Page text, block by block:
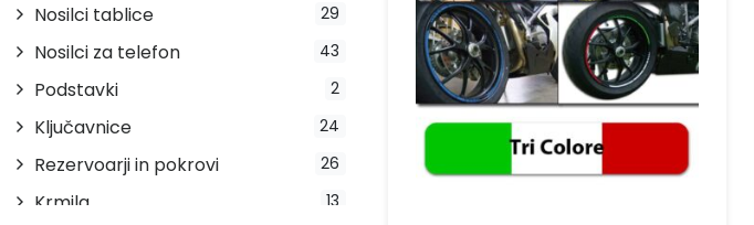
29
Nosilci tablice
43
Nosilci za telefon
2
Podstavki
24
Ključavnice
26
Rezervoarji in pokrovi
13
Krmila